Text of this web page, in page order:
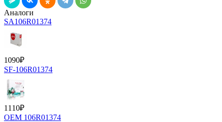
Аналоги
SA106R01374
1090₽
SF-106R01374
1110₽
OEM 106R01374